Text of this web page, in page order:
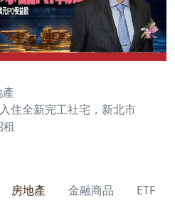
住全新完工社宅，新北市
租
房地產 金融商品
ETF